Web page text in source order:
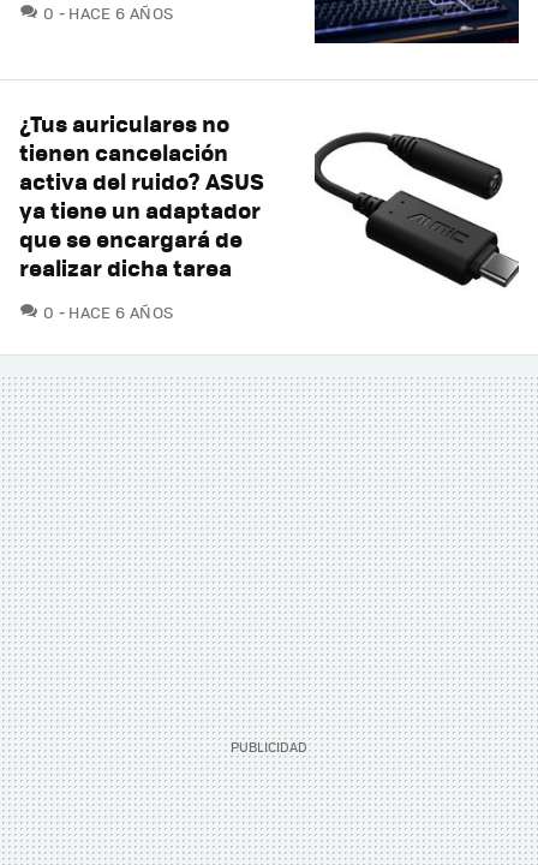
0 COMENTARIOS
HACE 6 AÑOS
¿Tus auriculares no
tienen cancelación
activa del ruido? ASUS
ya tiene un adaptador
que se encargará de
realizar dicha tarea
0 COMENTARIOS
HACE 6 AÑOS